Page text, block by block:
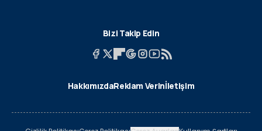
Bizi Takip Edin
HakkımızdaReklam Verinİletişim